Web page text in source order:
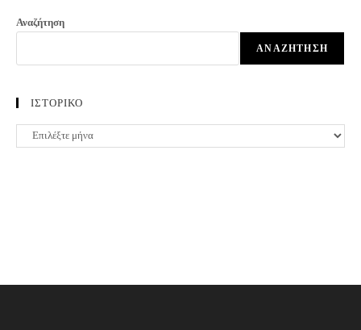
Αναζήτηση
ΑΝΑΖΉΤΗΣΗ
ΙΣΤΟΡΙΚΟ
ΙΣΤΟΡΙΚΟ